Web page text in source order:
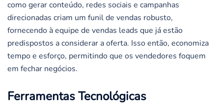
como gerar conteúdo, redes sociais e campanhas
direcionadas criam um funil de vendas robusto,
fornecendo à equipe de vendas leads que já estão
predispostos a considerar a oferta. Isso então, economiza
tempo e esforço, permitindo que os vendedores foquem
em fechar negócios.
Ferramentas Tecnológicas